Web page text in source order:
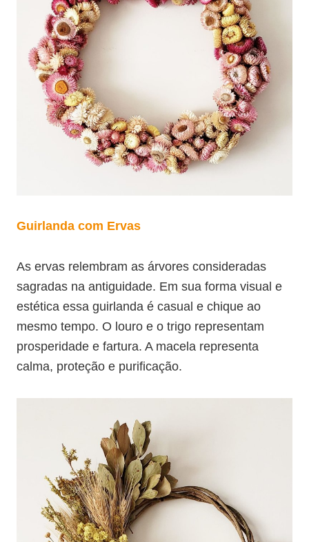
Guirlanda com Ervas
As ervas relembram as árvores consideradas
sagradas na antiguidade. Em sua forma visual e
estética essa guirlanda é casual e chique ao
mesmo tempo. O louro e o trigo representam
prosperidade e fartura. A macela representa
calma, proteção e purificação.